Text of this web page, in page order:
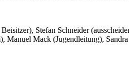
Stefan Schneider
Manuel Mack (Jugendleitung),